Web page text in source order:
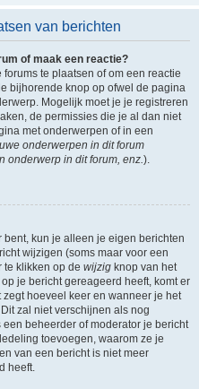
van berichten
of maak een reactie?
te plaatsen of om een reactie
bijhorende knop op ofwel de pagina
Mogelijk moet je je registreren
de permissies die je al dan niet
met onderwerpen of in een
onderwerpen in dit forum
onderwerp in dit forum, enz.).
kun je alleen je eigen berichten
wijzigen (soms maar voor een
te klikken op de wijzig knop van het
je bericht gereageerd heeft, komt er
hoeveel keer en wanneer je het
zal niet verschijnen als nog
beheerder of moderator je bericht
toevoegen, waarom ze je
van een bericht is niet meer
heeft.